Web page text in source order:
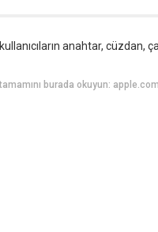
anahtar, cüzdan,
burada okuyun: apple.com